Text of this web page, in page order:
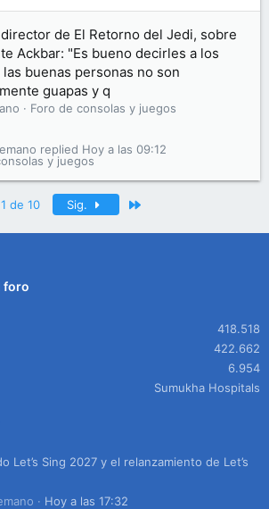
director de El Retorno del Jedi, sobre
Ackbar: "Es bueno decirles a los
buenas personas no son
guapas y q
Foro de consolas y juegos
y juegos
Hoy a las 09:12
1 de 10 Sig.
foro
418.518
422.662
6.954
Sumukha Hospitals
Let’s Sing 2027 y el relanzamiento de Let’s
Hoy a las 17:32